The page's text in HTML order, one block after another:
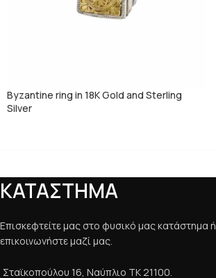
Byzantine ring in 18K Gold and Sterling
Silver
ΚΑΤΑΣΤΗΜΑ
Επισκεφτείτε μας στο φυσικό μας κατάστημα ή
επικοινωνήστε μαζί μας.
Σταϊκοπούλου 16, Ναύπλιο ΤΚ 21100.